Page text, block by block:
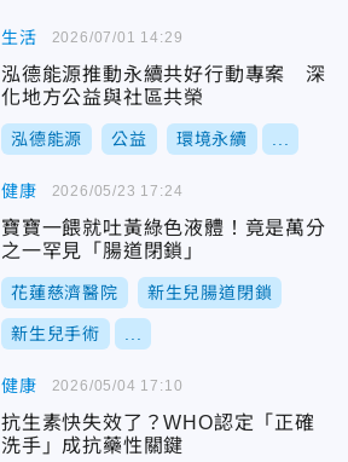
生活
泓德能源推動永續共好行動專案 深
化地方公益與社區共榮
泓德能源 公益 環境永續
2026/07/01 14:29
健康
寶寶一餵就吐黃綠色液體！竟是萬分
之一罕見「腸道閉鎖」
花蓮慈濟醫院 新生兒腸道閉鎖
新生兒手術
2026/05/23 17:24
健康
抗生素快失效了？WHO認定「正確
洗手」成抗藥性關鍵
2026/05/04 17:10